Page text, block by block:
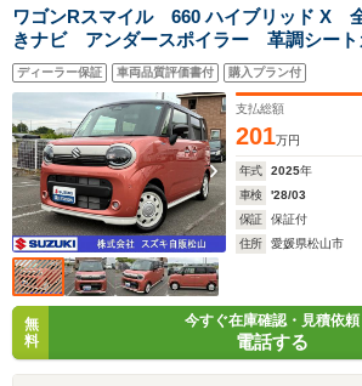
ワゴンRスマイル 660 ハイブリッド X
きナビ アンダースポイラー 革調シー
車アップ 後席両側電動スライドドア ス
ィーサポート 盗難防止システム 衝突安
動パーキングブレーキ
ディーラー保証 車両品質評価書付 購入プラン付
支払総額
201万円
年式 2025年
車検
'28/03
保証
保証付
住所
愛媛県松山市
無
料
今すぐ在庫確認・見積依頼
電話する